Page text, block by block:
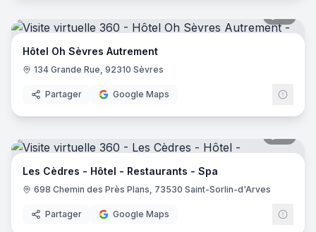
Hôtel Oh Sèvres Autrement
134 Grande Rue, 92310 Sèvres
Partager Google Maps
Les Cèdres - Hôtel - Restaurants - Spa
698 Chemin des Près Plans, 73530 Saint-Sorlin-d'Arves
Partager Google Maps